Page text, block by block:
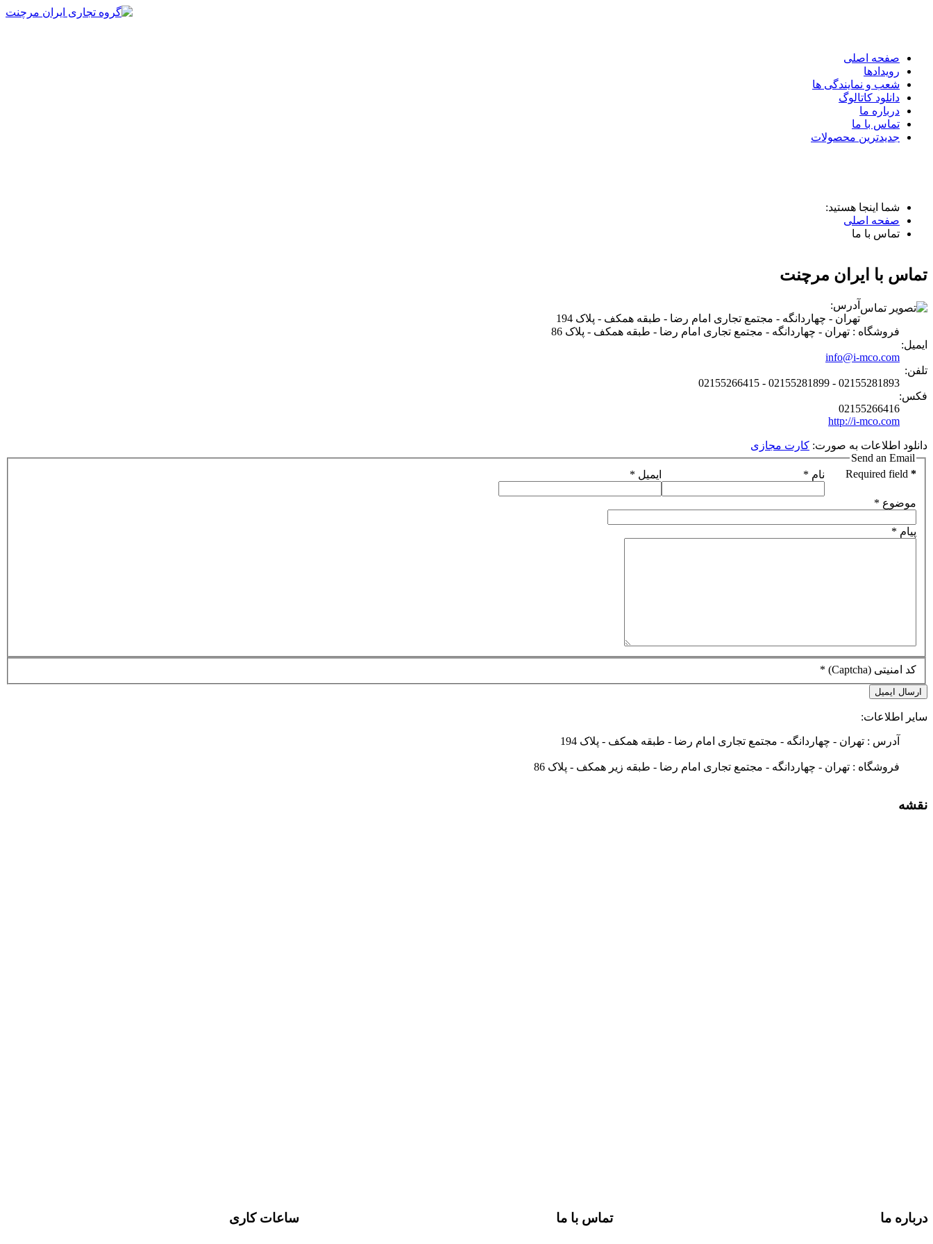
صفحه اصلی
رویدادها
شعب و نمایندگی ها
دانلود کاتالوگ
درباره ما
تماس با ما
جدیدترین محصولات
شما اینجا هستید:
صفحه اصلی
تماس با ما
تماس با ایران مرچنت
آدرس:
تهران - چهاردانگه - مجتمع تجاری امام رضا - طبقه همکف - پلاک 194
فروشگاه : تهران - چهاردانگه - مجتمع تجاری امام رضا - طبقه همکف - پلاک 86
ایمیل:
info@i-mco.com
تلفن:
02155281893 - 02155281899 - 02155266415
فکس:
02155266416
http://i-mco.com
دانلود اطلاعات به صورت: کارت مجازی
Send an Email
*
نام * ایمیل *
موضوع *
پیام *
کد امنیتی (Captcha) *
ارسال ایمیل
سایر اطلاعات:
آدرس : تهران - چهاردانگه - مجتمع تجاری امام رضا - طبقه همکف - پلاک 194
فروشگاه : تهران - چهاردانگه - مجتمع تجاری امام رضا - طبقه زیر همکف - پلاک 86
نقشه
درباره ما تماس با ما ساعات کاری